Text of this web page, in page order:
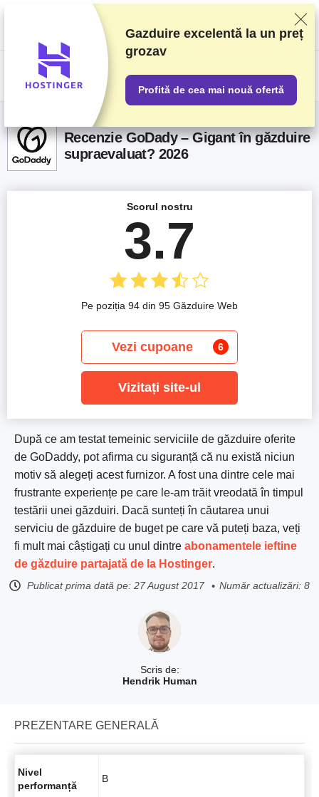
Clasificăm furnizorii pe baza unor teste și analize riguroase, dar luăm în
considerare și feedbackul vostru și acordurile comerciale pe care le avem
cu furnizorii. Această pagină conține link-uri de afiliat.Informare privind
publicitatea
US$
Recenzie GoDady – Gigant în găzduire
supraevaluat? 2026
Scris de:
Hendrik Human
După ce am testat temeinic serviciile de găzduire oferite
de GoDaddy, pot afirma cu siguranță că nu există niciun
motiv să alegeți acest furnizor. A fost una dintre cele mai
frustrante experiențe pe care le-am trăit vreodată în timpul
testării unei găzduiri. Dacă sunteți în căutarea unui
serviciu de găzduire de buget pe care vă puteți baza, veți
fi mult mai câștigați cu unul dintre abonamentele ieftine
de găzduire partajată de la Hostinger.
Publicat prima dată pe: 27 August 2017 Număr actualizări: 8
Scorul nostru
3.7
Pe poziția 94 din 95 Găzduire Web
Vezi cupoane 6
Vizitați site-ul
PREZENTARE GENERALĂ
Nivel
performanță
B
Gazduire excelentă la un preț
grozav
Profită de cea mai nouă ofertă